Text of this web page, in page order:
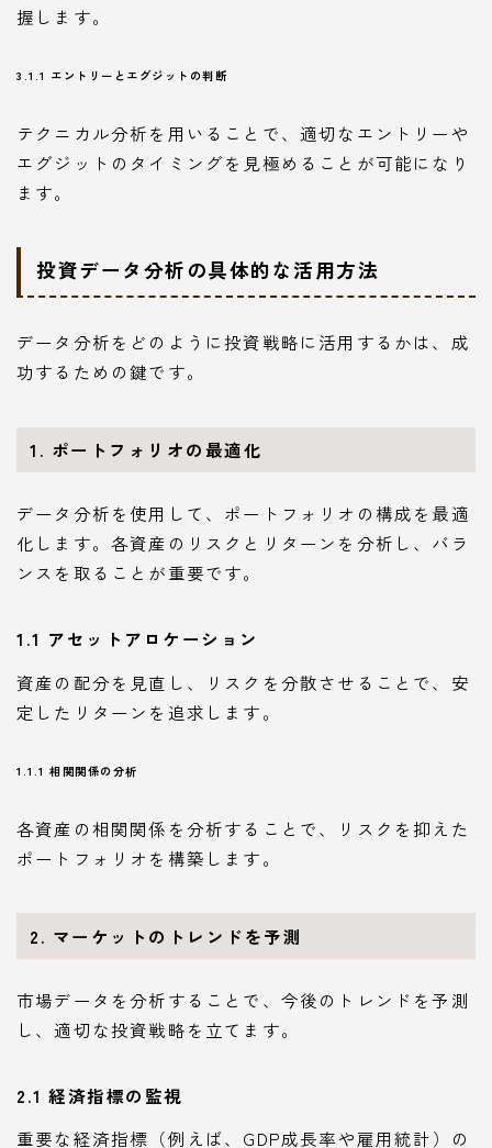
握します。
3.1.1 エントリーとエグジットの判断
テクニカル分析を用いることで、適切なエントリーや
エグジットのタイミングを見極めることが可能になり
ます。
投資データ分析の具体的な活用方法
データ分析をどのように投資戦略に活用するかは、成
功するための鍵です。
1. ポートフォリオの最適化
データ分析を使用して、ポートフォリオの構成を最適
化します。各資産のリスクとリターンを分析し、バラ
ンスを取ることが重要です。
1.1 アセットアロケーション
資産の配分を見直し、リスクを分散させることで、安
定したリターンを追求します。
1.1.1 相関関係の分析
各資産の相関関係を分析することで、リスクを抑えた
ポートフォリオを構築します。
2. マーケットのトレンドを予測
市場データを分析することで、今後のトレンドを予測
し、適切な投資戦略を立てます。
2.1 経済指標の監視
重要な経済指標（例えば、GDP成長率や雇用統計）の